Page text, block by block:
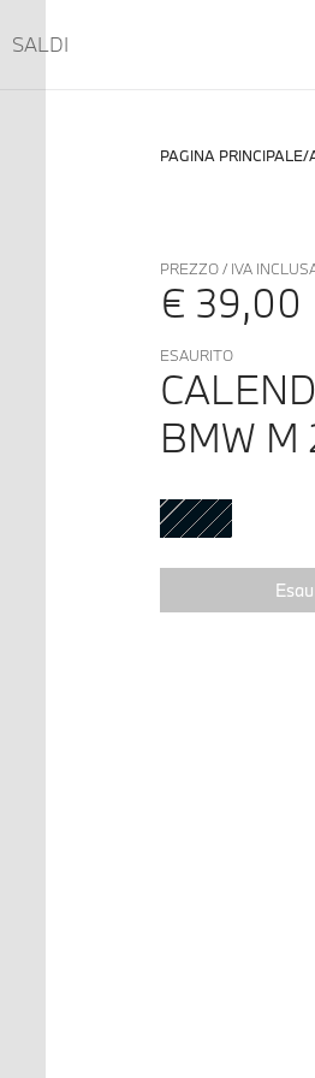
SALDI
PAGINA PRINCIPALE
PREZZO / IVA
€ 39,00
ESAURITO
BMW M